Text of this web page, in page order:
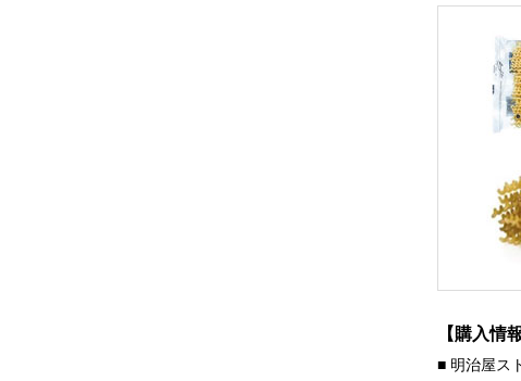
【購入情
■ 明治屋ス